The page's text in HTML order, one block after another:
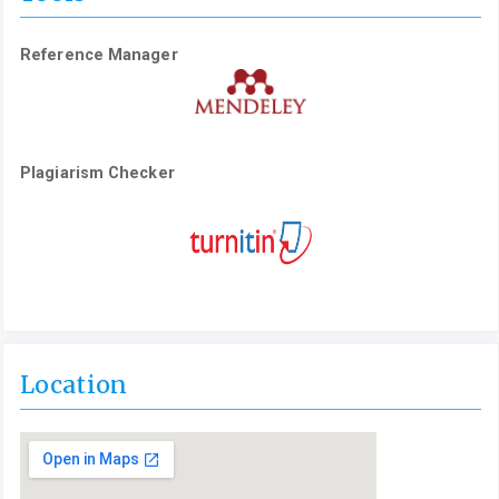
Reference Manager
Plagiarism Checker
Location